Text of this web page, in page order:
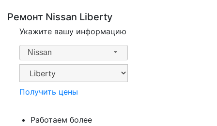
Ремонт Nissan Liberty
Укажите вашу информацию
Nissan
Получить цены
Работаем более